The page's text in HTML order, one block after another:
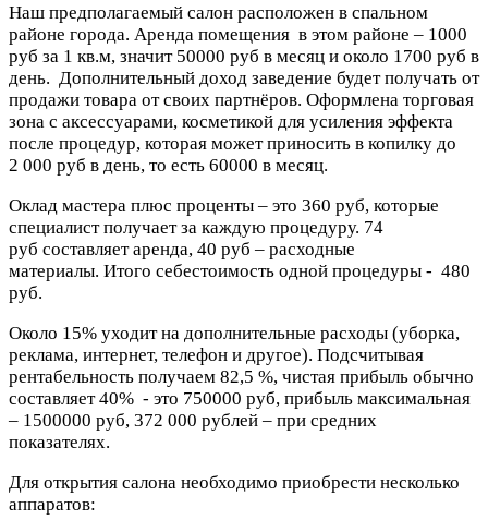
Наш предполагаемый салон расположен в спальном
районе города. Аренда помещения в этом районе – 1000
руб за 1 кв.м, значит 50000 руб в месяц и около 1700 руб в
день. Дополнительный доход заведение будет получать от
продажи товара от своих партнёров. Оформлена торговая
зона с аксессуарами, косметикой для усиления эффекта
после процедур, которая может приносить в копилку до
2 000 руб в день, то есть 60000 в месяц.
Оклад мастера плюс проценты – это 360 руб, которые
специалист получает за каждую процедуру. 74
руб составляет аренда, 40 руб – расходные
материалы. Итого себестоимость одной процедуры - 480
руб.
Около 15% уходит на дополнительные расходы (уборка,
реклама, интернет, телефон и другое). Подсчитывая
рентабельность получаем 82,5 %, чистая прибыль обычно
составляет 40% - это 750000 руб, прибыль максимальная
– 1500000 руб, 372 000 рублей – при средних
показателях.
Для открытия салона необходимо приобрести несколько
аппаратов: